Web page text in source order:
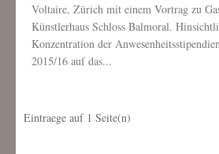
Voltaire, Zürich mit einem Vortrag zu
Künstlerhaus Schloss Balmoral.
Konzentration der Anwesenheitsstipendien
2015/16 auf das...
Eintraege auf 1 Seite(n)